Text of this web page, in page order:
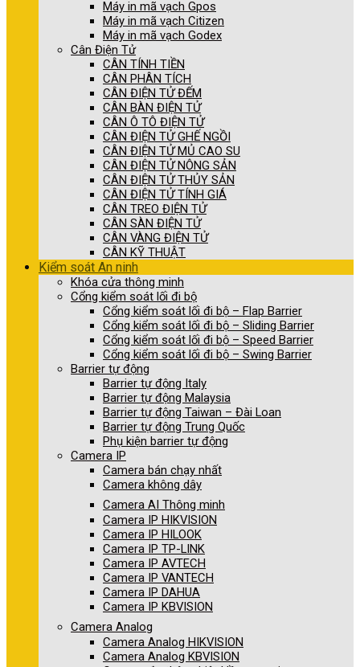
Máy in mã vạch Gpos
Máy in mã vạch Citizen
Máy in mã vạch Godex
Cân Điện Tử
CÂN TÍNH TIỀN
CÂN PHÂN TÍCH
CÂN ĐIỆN TỬ ĐẾM
CÂN BÀN ĐIỆN TỬ
CÂN Ô TÔ ĐIỆN TỬ
CÂN ĐIỆN TỬ GHẾ NGỒI
CÂN ĐIỆN TỬ MỦ CAO SU
CÂN ĐIỆN TỬ NÔNG SẢN
CÂN ĐIỆN TỬ THỦY SẢN
CÂN ĐIỆN TỬ TÍNH GIÁ
CÂN TREO ĐIỆN TỬ
CÂN SÀN ĐIỆN TỬ
CÂN VÀNG ĐIỆN TỬ
CÂN KỸ THUẬT
Kiểm soát An ninh
Khóa cửa thông minh
Cổng kiểm soát lối đi bộ
Cổng kiểm soát lối đi bộ – Flap Barrier
Cổng kiểm soát lối đi bộ – Sliding Barrier
Cổng kiểm soát lối đi bộ – Speed Barrier
Cổng kiểm soát lối đi bộ – Swing Barrier
Barrier tự động
Barrier tự động Italy
Barrier tự động Malaysia
Barrier tự động Taiwan – Đài Loan
Barrier tự động Trung Quốc
Phụ kiện barrier tự động
Camera IP
Camera bán chạy nhất
Camera không dây
Camera AI Thông minh
Camera IP HIKVISION
Camera IP HILOOK
Camera IP TP-LINK
Camera IP AVTECH
Camera IP VANTECH
Camera IP DAHUA
Camera IP KBVISION
Camera Analog
Camera Analog HIKVISION
Camera Analog KBVISION